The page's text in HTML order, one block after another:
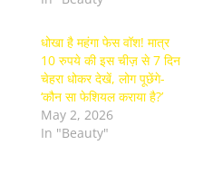
धोखा है महंगा फेस वॉश! मात्र
10 रुपये की इस चीज़ से 7 दिन
चेहरा धोकर देखें, लोग पूछेंगे-
‘कौन सा फेशियल कराया है?’
May 2, 2026
In "Beauty"